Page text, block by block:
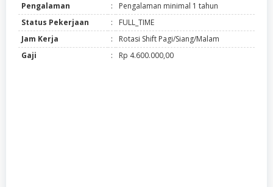
Pengalaman
:
Pengalaman minimal 1 tahun
Status Pekerjaan
:
FULL_TIME
Jam Kerja
:
Rotasi Shift Pagi/Siang/Malam
Gaji
: Rp 4.600.000,00